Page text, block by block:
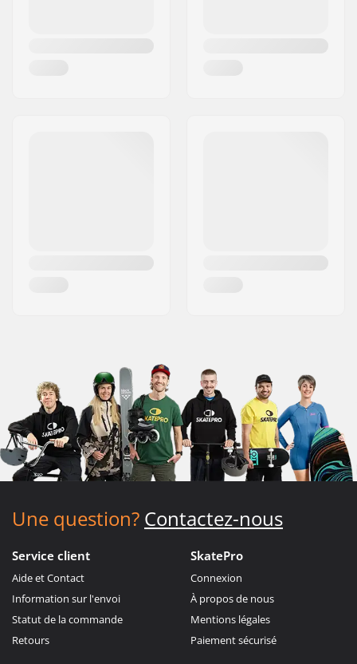
Une question? Contactez-nous
Service client
Aide et Contact
Information sur l'envoi
Statut de la commande
Retours
SkatePro
Connexion
À propos de nous
Mentions légales
Paiement sécurisé